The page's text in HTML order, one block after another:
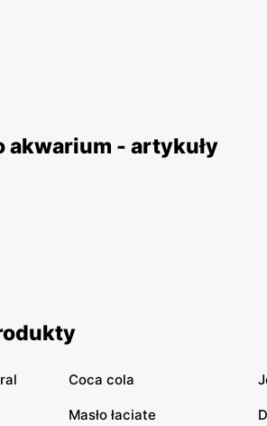
akwarium - artykuły
Coca cola
Masło łaciate